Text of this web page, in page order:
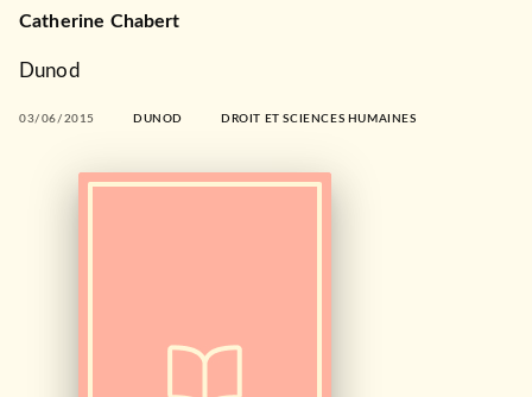
Catherine Chabert
Dunod
03/06/2015 DUNOD DROIT ET SCIENCES HUMAINES